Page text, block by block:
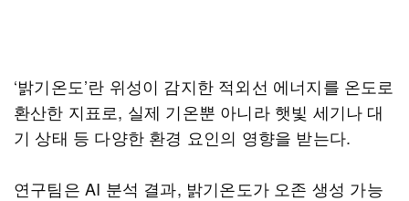
‘밝기온도’란 위성이 감지한 적외선 에너지를 온도로
환산한 지표로, 실제 기온뿐 아니라 햇빛 세기나 대
기 상태 등 다양한 환경 요인의 영향을 받는다.
연구팀은 AI 분석 결과, 밝기온도가 오존 생성 가능